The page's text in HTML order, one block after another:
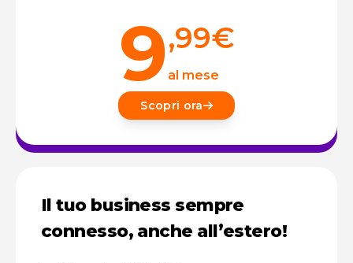
9,99€
al mese
Scopri ora
Il tuo business sempre
connesso, anche all’estero!